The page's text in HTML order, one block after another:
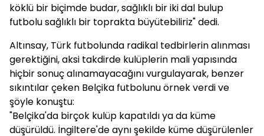
köklü bir biçimde budar, sağlıklı bir iki dal bulup
futbolu sağlıklı bir toprakta büyütebiliriz" dedi.
Altınsay, Türk futbolunda radikal tedbirlerin alınması
gerektiğini, aksi takdirde kulüplerin mali yapısında
hiçbir sonuç alınamayacağını vurgulayarak, benzer
sıkıntılar çeken Belçika futbolunu örnek verdi ve
şöyle konuştu:
"Belçika'da birçok kulüp kapatıldı ya da küme
düşürüldü. İngiltere'de aynı şekilde küme düşürülenler